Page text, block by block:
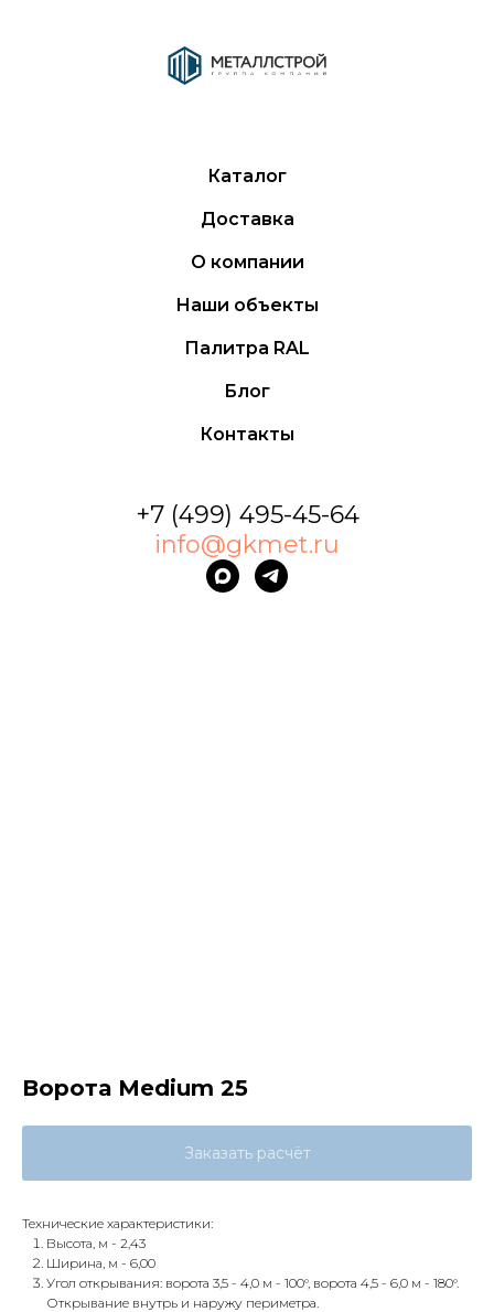
Каталог
Доставка
О компании
Наши объекты
Палитра RAL
Блог
Контакты
+7 (499) 495-45-64
info@gkmet.ru
Ворота Medium 25
Заказать расчёт
Технические характеристики:
Высота, м - 2,43
Ширина, м - 6,00
Угол открывания: ворота 3,5 - 4,0 м - 100°, ворота 4,5 - 6,0 м - 180°.
Открывание внутрь и наружу периметра.